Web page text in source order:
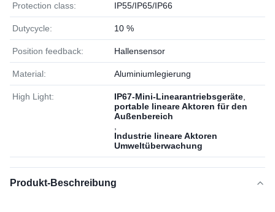
Protection class: IP55/IP65/IP66
Dutycycle: 10 %
Position feedback: Hallensensor
Material: Aluminiumlegierung
High Light: IP67-Mini-Linearantriebsgeräte
portable lineare Aktoren für den
Außenbereich
Industrie lineare Aktoren
Umweltüberwachung
Produkt-Beschreibung